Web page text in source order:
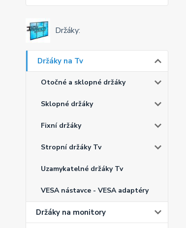
Držáky:
Držáky na Tv
Otočné a sklopné držáky
Sklopné držáky
Fixní držáky
Stropní držáky Tv
Uzamykatelné držáky Tv
VESA nástavce - VESA adaptéry
Držáky na monitory